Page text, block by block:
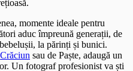
momente ideale pentru
aduc împreună generații, de
la părinți și bunici.
Crăciun sau de Paște, adaugă un
Un fotograf profesionist va ști